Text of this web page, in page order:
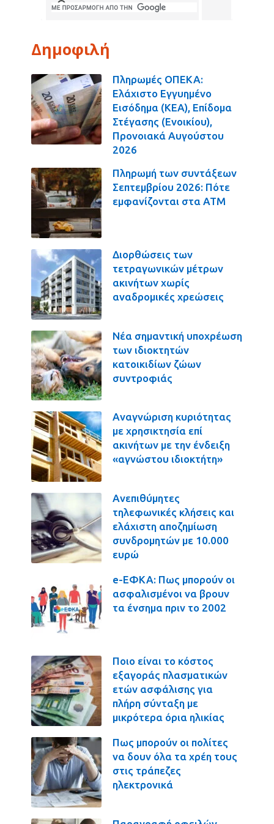
Δημοφιλή
Πληρωμές ΟΠΕΚΑ:
Ελάχιστο Εγγυημένο
Εισόδημα (ΚΕΑ), Επίδομα
Στέγασης (Ενοικίου),
Προνοιακά Αυγούστου
2026
Πληρωμή των συντάξεων
Σεπτεμβρίου 2026: Πότε
εμφανίζονται στα ΑΤΜ
Διορθώσεις των
τετραγωνικών μέτρων
ακινήτων χωρίς
αναδρομικές χρεώσεις
Νέα σημαντική υποχρέωση
των ιδιοκτητών
κατοικιδίων ζώων
συντροφιάς
Αναγνώριση κυριότητας
με χρησικτησία επί
ακινήτων με την ένδειξη
«αγνώστου ιδιοκτήτη»
Ανεπιθύμητες
τηλεφωνικές κλήσεις και
ελάχιστη αποζημίωση
συνδρομητών με 10.000
ευρώ
e-ΕΦΚΑ: Πως μπορούν οι
ασφαλισμένοι να βρουν
τα ένσημα πριν το 2002
Ποιο είναι το κόστος
εξαγοράς πλασματικών
ετών ασφάλισης για
πλήρη σύνταξη με
μικρότερα όρια ηλικίας
Πως μπορούν οι πολίτες
να δουν όλα τα χρέη τους
στις τράπεζες
ηλεκτρονικά